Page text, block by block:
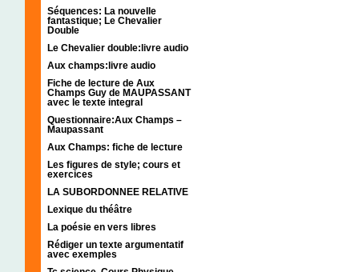
Séquences: La nouvelle
fantastique; Le Chevalier
Double
Le Chevalier double:livre audio
Aux champs:livre audio
Fiche de lecture de Aux
Champs Guy de MAUPASSANT
avec le texte integral
Questionnaire:Aux Champs –
Maupassant
Aux Champs: fiche de lecture
Les figures de style; cours et
exercices
LA SUBORDONNEE RELATIVE
Lexique du théâtre
La poésie en vers libres
Rédiger un texte argumentatif
avec exemples